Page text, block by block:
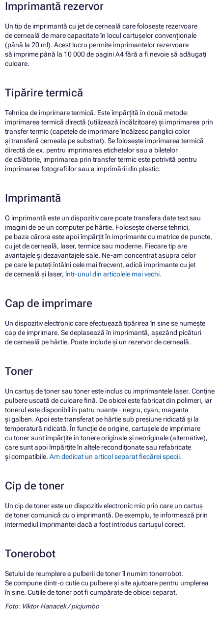
Imprimantă rezervor
Un tip de imprimantă cu jet de cerneală care folosește rezervoare
de cerneală de mare capacitate în locul cartușelor convenționale
(până la 20 ml). Acest lucru permite imprimantelor rezervoare
să imprime până la 10 000 de pagini A4 fără a fi nevoie să adăugați
culoare.
Tipărire termică
Tehnica de imprimare termică. Este împărțită în două metode:
imprimarea termică directă (utilizează încălzitoare) și imprimarea prin
transfer termic (capetele de imprimare încălzesc panglici color
și transferă cerneala pe substrat). Se folosește imprimarea termică
directă de ex. pentru imprimarea etichetelor sau a biletelor
de călătorie, imprimarea prin transfer termic este potrivită pentru
imprimarea fotografiilor sau a imprimării din plastic.
Imprimantă
O imprimantă este un dispozitiv care poate transfera date text sau
imagini de pe un computer pe hârtie. Folosește diverse tehnici,
pe baza cărora este apoi împărțit în imprimante cu matrice de puncte,
cu jet de cerneală, laser, termice sau moderne. Fiecare tip are
avantajele și dezavantajele sale. Ne-am concentrat asupra celor
pe care le puteți întâlni cele mai frecvent, adică imprimante cu jet
de cerneală și laser, într-unul din articolele mai vechi.
Cap de imprimare
Un dispozitiv electronic care efectuează tipărirea în sine se numește
cap de imprimare. Se deplasează în imprimantă, așezând picături
de cerneală pe hârtie. Poate include și un rezervor de cerneală.
Toner
Un cartuș de toner sau toner este inclus cu imprimantele laser. Conține
pulbere uscată de culoare fină. De obicei este fabricat din polimeri, iar
tonerul este disponibil în patru nuanțe - negru, cyan, magenta
și galben. Apoi este transferat pe hârtie sub presiune ridicată și la
temperatură ridicată. În funcție de origine, cartușele de imprimare
cu toner sunt împărțite în tonere originale și neoriginale (alternative),
care sunt apoi împărțite în altele recondiționate sau refabricate
și compatibile. Am dedicat un articol separat fiecărei specii.
Cip de toner
Un cip de toner este un dispozitiv electronic mic prin care un cartuș
de toner comunică cu o imprimantă. De exemplu, te informează prin
intermediul imprimantei dacă a fost introdus cartușul corect.
Tonerobot
Setului de reumplere a pulberii de toner îl numim tonerrobot.
Se compune dintr-o cutie cu pulbere și alte ajutoare pentru umplerea
în sine. Cutiile de toner pot fi cumpărate de obicei separat.
Foto: Viktor Hanacek / picjumbo